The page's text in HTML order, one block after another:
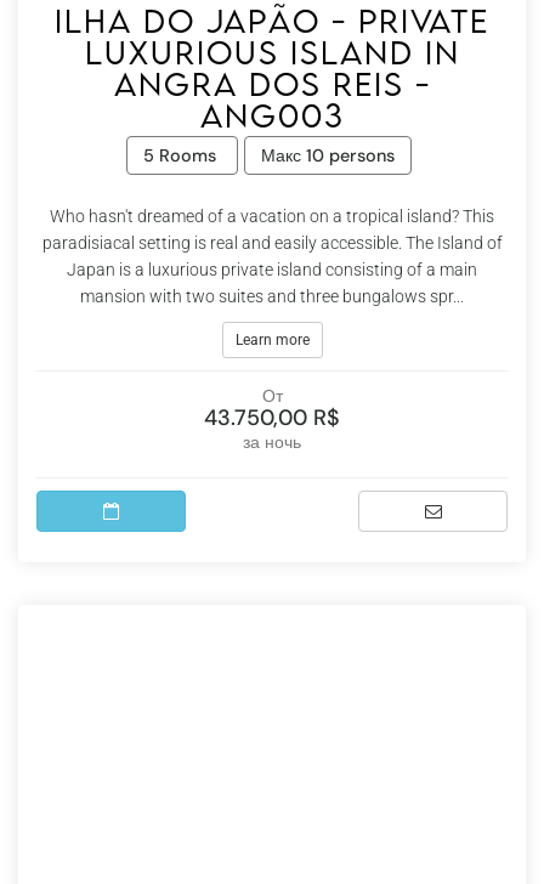
Ilha do Japão - Private
Luxurious Island in
Angra dos Reis -
Ang003
5 Rooms Макс 10 persons
Who hasn't dreamed of a vacation on a tropical island? This
paradisiacal setting is real and easily accessible. The Island of
Japan is a luxurious private island consisting of a main
mansion with two suites and three bungalows spr...
Learn more
От
43.750,00 R$
за ночь